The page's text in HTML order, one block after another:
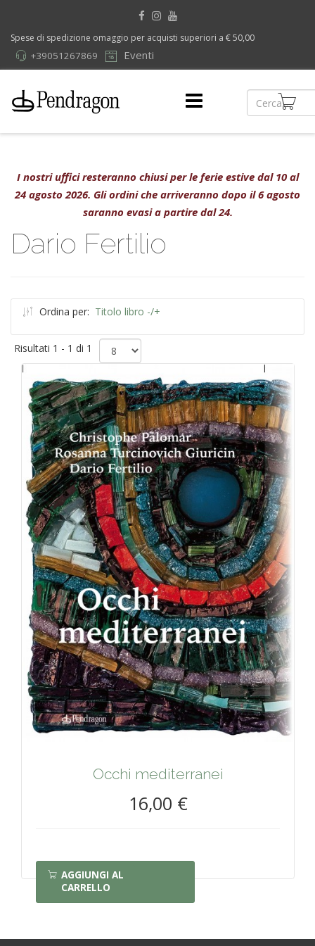
Spese di spedizione omaggio per acquisti superiori a € 50,00
Eventi
+39051267869
I nostri uffici resteranno chiusi per le ferie estive dal 10 al
24 agosto 2026. Gli ordini che arriveranno dopo il 6 agosto
saranno evasi a partire dal 24.
Dario Fertilio
Ordina per: Titolo libro -/+
Risultati 1 - 1 di 1
Occhi mediterranei
16,00 €
AGGIUNGI AL
CARRELLO